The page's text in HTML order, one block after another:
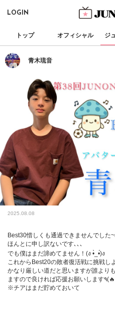
LOGIN
トップ オフィシャル ジ
青木琉音
2025.08.08
Best30惜しくも通過できませんでした
ほんとに申し訳ないです､､､
でも僕はまだ諦めてません！(ง •̀_•́)ง
これからBest20の敗者復活戦に挑戦し
かなり厳しい道だと思いますが誰より
ますので良ければ応援お願いします٩(🔥ﾛ🔥)و
※チアはまだ貯めておいて